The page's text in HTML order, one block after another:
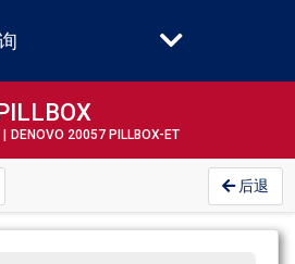
DENOVO 20057 PILLBOX-ET
后退